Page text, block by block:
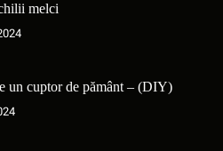
melci
un cuptor de pământ – (DIY)